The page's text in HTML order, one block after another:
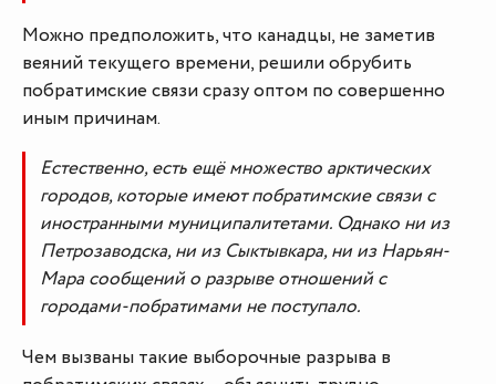
Можно предположить, что канадцы, не заметив
веяний текущего времени, решили обрубить
побратимские связи сразу оптом по совершенно
иным причинам.
Естественно, есть ещё множество арктических
городов, которые имеют побратимские связи с
иностранными муниципалитетами. Однако ни из
Петрозаводска, ни из Сыктывкара, ни из Нарьян-
Мара сообщений о разрыве отношений с
городами-побратимами не поступало.
Чем вызваны такие выборочные разрыва в